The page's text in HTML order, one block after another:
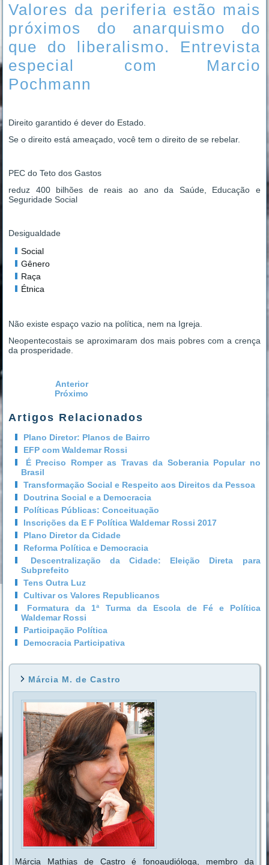
Valores da periferia estão mais
próximos do anarquismo do
que do liberalismo. Entrevista
especial com Marcio
Pochmann
Direito garantido é dever do Estado.
Se o direito está ameaçado, você tem o direito de se rebelar.
PEC do Teto dos Gastos
reduz 400 bilhões de reais ao ano da Saúde, Educação e
Seguridade Social
Desigualdade
Social
Gênero
Raça
Étnica
Não existe espaço vazio na política, nem na Igreja.
Neopentecostais se aproximaram dos mais pobres com a crença
da prosperidade.
Anterior
Próximo
Artigos Relacionados
Plano Diretor: Planos de Bairro
EFP com Waldemar Rossi
É Preciso Romper as Travas da Soberania Popular no
Brasil
Transformação Social e Respeito aos Direitos da Pessoa
Doutrina Social e a Democracia
Políticas Públicas: Conceituação
Inscrições da E F Política Waldemar Rossi 2017
Plano Diretor da Cidade
Reforma Política e Democracia
Descentralização da Cidade: Eleição Direta para
Subprefeito
Tens Outra Luz
Cultivar os Valores Republicanos
Formatura da 1ª Turma da Escola de Fé e Política
Waldemar Rossi
Participação Política
Democracia Participativa
Márcia M. de Castro
Márcia Mathias de Castro é fonoaudióloga, membro da